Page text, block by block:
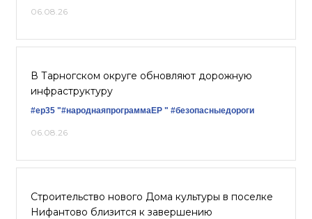
06.08.26
В Тарногском округе обновляют дорожную
инфраструктуру
#ер35 "#народнаяпрограммаЕР " #безопасныедороги
06.08.26
Строительство нового Дома культуры в поселке
Нифантово близится к завершению